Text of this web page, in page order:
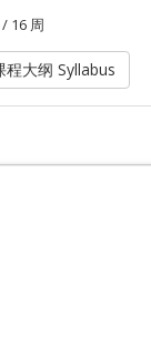
16 周
程大纲 Syllabus